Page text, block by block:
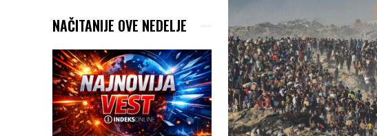
NAČITANIJE OVE NEDELJE